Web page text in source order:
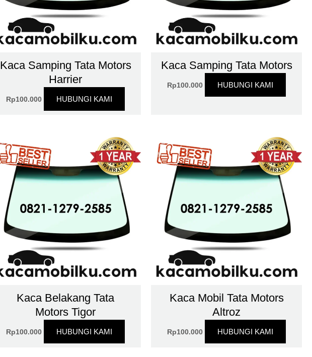
Kaca Samping Tata Motors
Harrier
Rp100.000 HUBUNGI KAMI
Kaca Samping Tata Motors
Rp100.000 HUBUNGI KAMI
Kaca Belakang Tata
Motors Tigor
Rp100.000 HUBUNGI KAMI
Kaca Mobil Tata Motors
Altroz
Rp100.000 HUBUNGI KAMI